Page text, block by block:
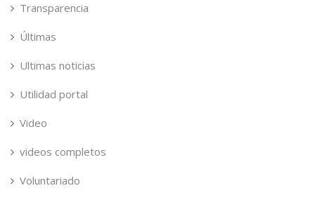
Transparencia
Últimas
Ultimas noticias
Utilidad portal
Video
videos completos
Voluntariado